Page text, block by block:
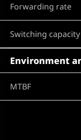
Forwarding rate
Switching capacity
Environment
MTBF